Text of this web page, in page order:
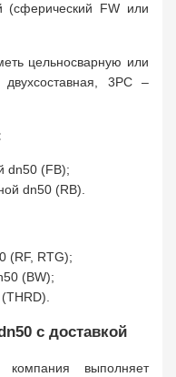
(сферический FW или
цельносварную или
3PC –
dn50 (FB);
dn50 (RB).
(RF, RTG);
(BW);
с доставкой
компания выполняет